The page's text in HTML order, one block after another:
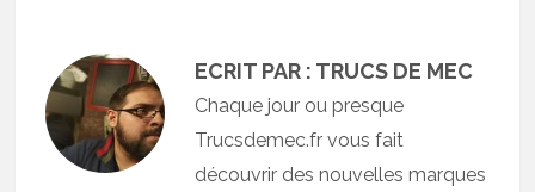
ECRIT PAR : TRUCS DE MEC
Chaque jour ou presque
Trucsdemec.fr vous fait
découvrir des nouvelles marques